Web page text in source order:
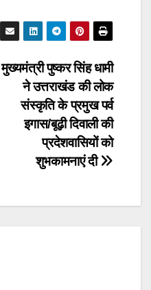
मुख्यमंत्री पुष्कर सिंह धामी
ने उत्तराखंड की लोक
संस्कृति के प्रमुख पर्व
इगास/बूढ़ी दिवाली की
प्रदेशवासियों को
शुभकामनाएं दी